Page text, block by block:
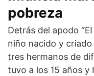
pobreza
Detrás del apodo
niño nacido y criado
tres hermanos de
tuvo a los 15 años